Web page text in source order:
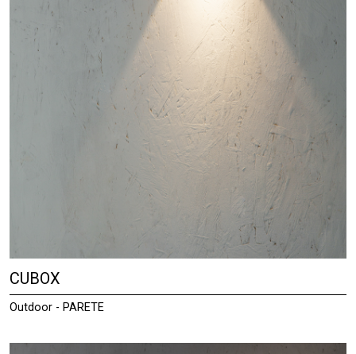
CUBOX
Outdoor - PARETE